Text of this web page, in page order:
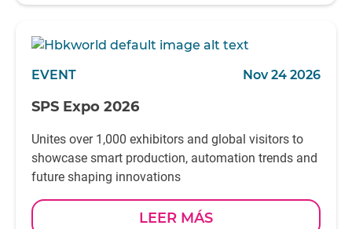
EVENT Nov 24 2026
SPS Expo 2026
Unites over 1,000 exhibitors and global visitors to
showcase smart production, automation trends and
future shaping innovations
LEER MÁS